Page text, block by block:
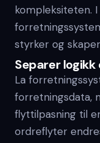
kompleksiteten.
styrker og
Separer
La
forretningsdata,
flyttilpasning til
ordreflyter